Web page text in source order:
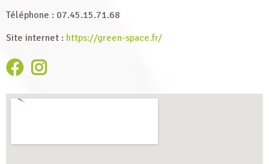
Téléphone : 07.45.15.71.68
Site internet : https://green-space.fr/